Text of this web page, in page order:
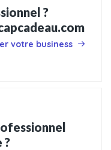
?
votre business
?